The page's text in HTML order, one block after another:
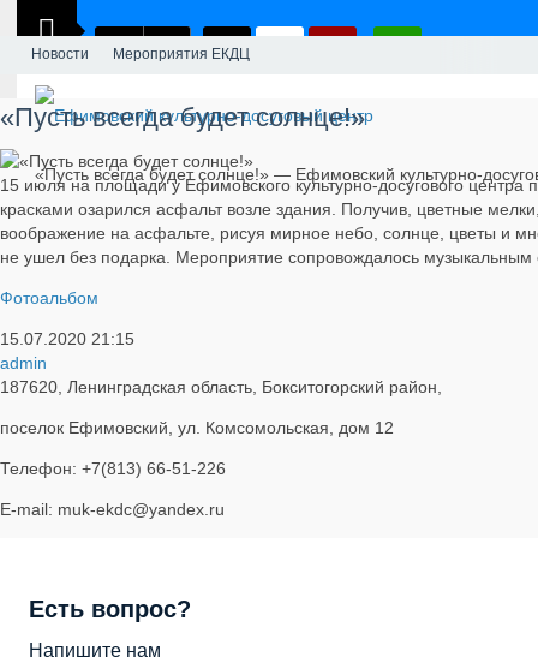
«Пусть всегда будет солнце!» — Ефимовский культурно-
Новости Мероприятия ЕКДЦ
«Пусть всегда будет солнце!»
15 июля на площади у Ефимовского культурно-досугового центра
красками озарился асфальт возле здания. Получив, цветные
воображение на асфальте, рисуя мирное небо, солнце, цветы и
не ушел без подарка. Мероприятие сопровождалось
Фотоальбом
15.07.2020 21:15
admin
187620, Ленинградская область, Бокситогорский район,
поселок Ефимовский, ул. Комсомольская, дом 12
Телефон: +7(813) 66-51-226
E-mail: muk-ekdc@yandex.ru
Есть вопрос?
Напишите нам